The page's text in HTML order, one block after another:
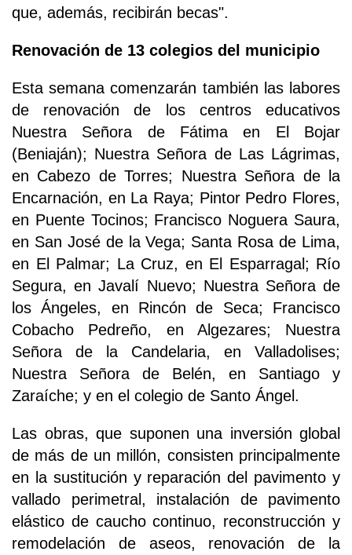
que, además, recibirán becas".
Renovación de 13 colegios del municipio
Esta semana comenzarán también las labores
de renovación de los centros educativos
Nuestra Señora de Fátima en El Bojar
(Beniaján); Nuestra Señora de Las Lágrimas,
en Cabezo de Torres; Nuestra Señora de la
Encarnación, en La Raya; Pintor Pedro Flores,
en Puente Tocinos; Francisco Noguera Saura,
en San José de la Vega; Santa Rosa de Lima,
en El Palmar; La Cruz, en El Esparragal; Río
Segura, en Javalí Nuevo; Nuestra Señora de
los Ángeles, en Rincón de Seca; Francisco
Cobacho Pedreño, en Algezares; Nuestra
Señora de la Candelaria, en Valladolises;
Nuestra Señora de Belén, en Santiago y
Zaraíche; y en el colegio de Santo Ángel.
Las obras, que suponen una inversión global
de más de un millón, consisten principalmente
en la sustitución y reparación del pavimento y
vallado perimetral, instalación de pavimento
elástico de caucho continuo, reconstrucción y
remodelación de aseos, renovación de la